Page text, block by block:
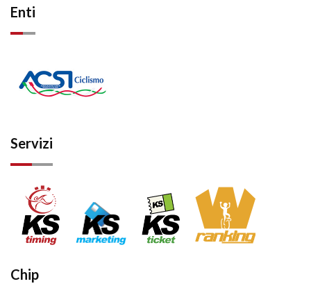
Enti
Servizi
Chip